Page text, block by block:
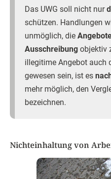
Das UWG soll nicht nur
schützen. Handlungen
unmöglich, die
Ausschreibung objektiv
illegitime Angebot auch
gewesen sein, ist es
mehr möglich, den
bezeichnen.
Nichteinhaltung von